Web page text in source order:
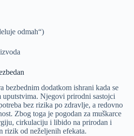
odmah“)
bezbednim dodatkom ishrani kada se
uputstvima. Njegovi prirodni sastojci
bez rizika po zdravlje, a redovno
Zbog toga je pogodan za muškarce
cirkulaciju i libido na prirodan i
rizik od neželjenih efekata.